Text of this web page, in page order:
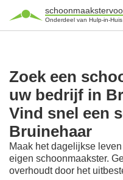
Onderdeel van Hulp-in-Huis
Zoek een
uw bedrijf in
Vind snel een
Bruinehaar
Maak het dagelijkse
eigen schoonmaakster.
overhoudt door het